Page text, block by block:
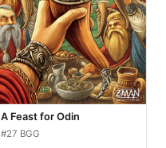
A Feast for Odin
#27 BGG